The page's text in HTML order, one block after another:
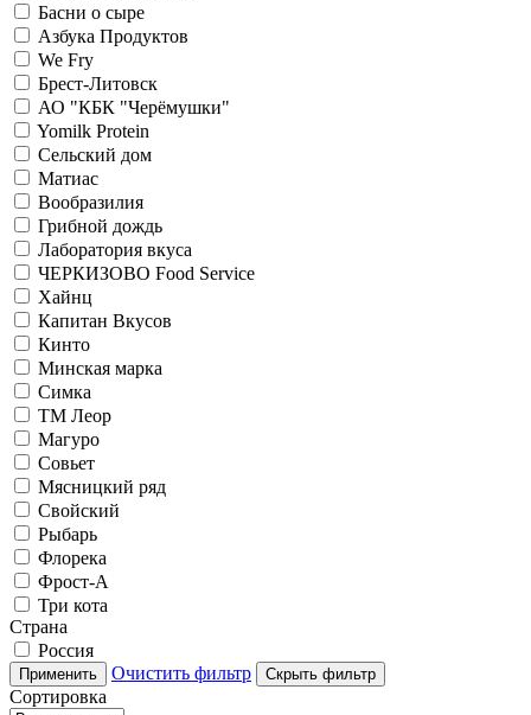
Басни о сыре
Азбука Продуктов
We Fry
Брест-Литовск
АО "КБК "Черёмушки"
Yomilk Protein
Сельский дом
Матиас
Вообразилия
Грибной дождь
Лаборатория вкуса
ЧЕРКИЗОВО Food Service
Хайнц
Капитан Вкусов
Кинто
Минская марка
Симка
ТМ Леор
Магуро
Совьет
Мясницкий ряд
Свойский
Рыбарь
Флорека
Фрост-А
Три кота
Страна
Россия
Применить Очистить фильтр Скрыть фильтр
Сортировка